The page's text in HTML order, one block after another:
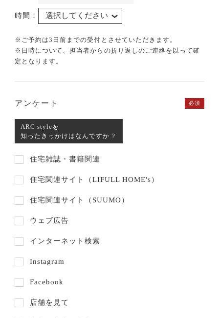
時間：
※ご予約は3日前までの受付とさせていただきます。
※日時について、担当者からの折り返しのご連絡を以って確
定となります。
アンケート 必須
ARC styleを
知ったきっかけはなんですか？
住宅雑誌・書籍関連
住宅関連サイト（LIFULL HOME's）
住宅関連サイト（SUUMO）
ウェブ広告
インターネット検索
Instagram
Facebook
店舗を見て